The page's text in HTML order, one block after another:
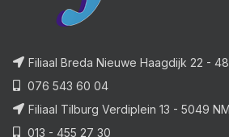
Filiaal Breda Nieuwe Haagdijk 22 -
076 543 60 04
Filiaal Tilburg Verdiplein 13 - 5049
013 - 455 27 30